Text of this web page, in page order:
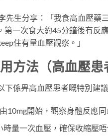
先生分享：「我食高血壓藥
第一次食大約45分鐘後有反
住有量血壓觀察。」
方法（高血壓患
係畀高血壓患者嘅特別建議
10mg開始，觀察身體反應
時量一次血壓，確保收縮壓